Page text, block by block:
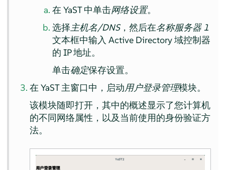
在 YaST 中单击网络设置。
选择主机名/DNS，然后在名称服务器 1
文本框中输入 Active Directory 域控制器
的 IP 地址。
单击确定保存设置。
在 YaST 主窗口中，启动用户登录管理模块。
该模块随即打开，其中的概述显示了您计算机
的不同网络属性，以及当前使用的身份验证方
法。